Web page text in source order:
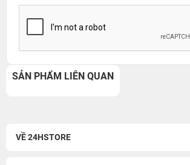
SẢN PHẨM LIÊN QUAN
VỀ 24HSTORE